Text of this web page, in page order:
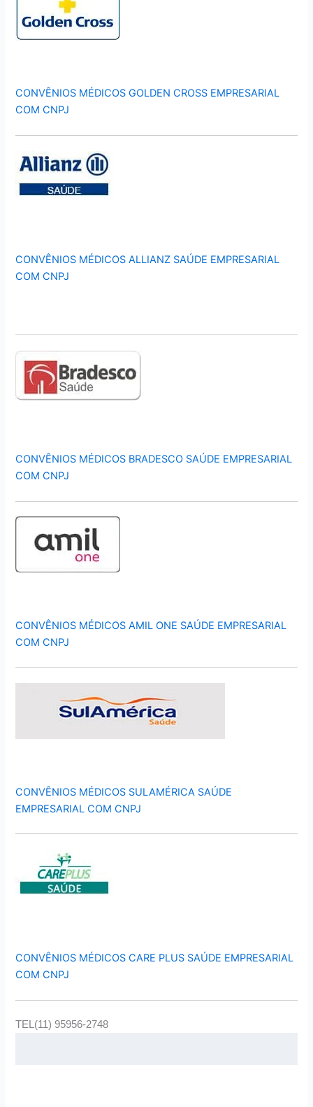
CONVÊNIOS MÉDICOS GOLDEN CROSS EMPRESARIAL
COM CNPJ
CONVÊNIOS MÉDICOS ALLIANZ SAÚDE EMPRESARIAL
COM CNPJ
CONVÊNIOS MÉDICOS BRADESCO SAÚDE EMPRESARIAL
COM CNPJ
CONVÊNIOS MÉDICOS AMIL ONE SAÚDE EMPRESARIAL
COM CNPJ
CONVÊNIOS MÉDICOS SULAMÉRICA SAÚDE
EMPRESARIAL COM CNPJ
CONVÊNIOS MÉDICOS CARE PLUS SAÚDE EMPRESARIAL
COM CNPJ
TEL(11) 95956-2748